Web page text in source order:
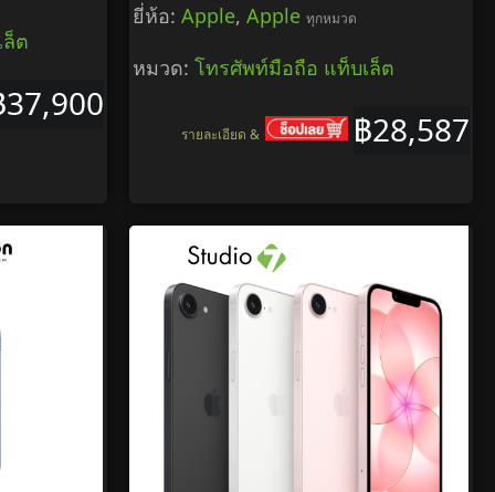
ต
ยี่ห้อ: Apple, Apple ทุกหมวด
หมวด: โทรศัพท์มือถือ แท็บเล็ต
฿28,587
รายละเอียด &